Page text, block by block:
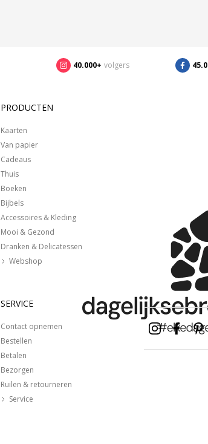
40.000+ volgers
PRODUCTEN
Kaarten
Van papier
Cadeaus
Thuis
Boeken
Bijbels
Accessoires & Kleding
Mooi & Gezond
Dranken & Delicatessen
Webshop
SERVICE
Contact opnemen
Bestellen
Betalen
Bezorgen
Ruilen & retourneren
Service